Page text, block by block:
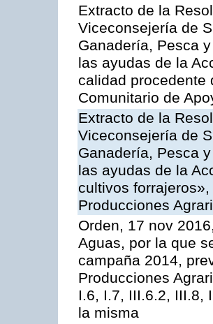
Extracto de la
Viceconsejería de
Ganadería, Pesca
las ayudas de la
calidad procedente
Comunitario de
Extracto de la
Viceconsejería de
Ganadería, Pesca
las ayudas de la
cultivos
Producciones
Orden, 17 nov
Aguas, por la que
campaña 2014,
Producciones
I.6, I.7, III.6.2, III.8,
la misma